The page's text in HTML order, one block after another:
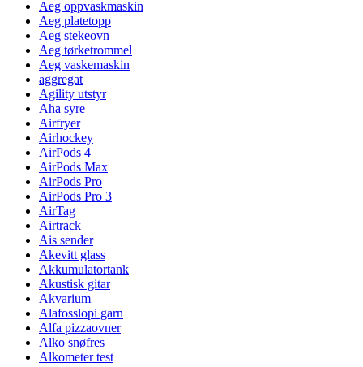
Aeg oppvaskmaskin
Aeg platetopp
Aeg stekeovn
Aeg tørketrommel
Aeg vaskemaskin
aggregat
Agility utstyr
Aha syre
Airfryer
Airhockey
AirPods 4
AirPods Max
AirPods Pro
AirPods Pro 3
AirTag
Airtrack
Ais sender
Akevitt glass
Akkumulatortank
Akustisk gitar
Akvarium
Alafosslopi garn
Alfa pizzaovner
Alko snøfres
Alkometer test